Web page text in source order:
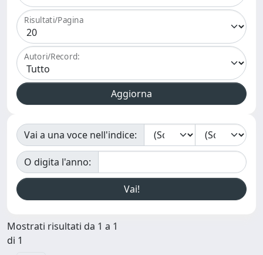
Risultati/Pagina
Autori/Record:
Vai a una voce nell'indice:
O digita l'anno:
Mostrati risultati da 1 a 1
di 1